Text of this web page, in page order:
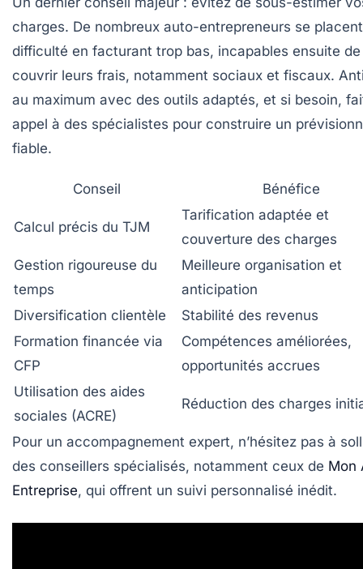
charges. De nombreux auto-entrepreneurs se
difficulté en facturant trop bas, incapables ensuite de
couvrir leurs frais, notamment sociaux et fiscaux.
au maximum avec des outils adaptés, et si besoin,
appel à des spécialistes pour construire un
fiable.
Conseil Bénéfice
Calcul précis du TJM
Tarification adaptée et
couverture des charges
Gestion rigoureuse du
temps
Meilleure organisation et
anticipation
Diversification clientèle
Stabilité des revenus
Formation financée via
CFP
Compétences améliorées,
opportunités accrues
Utilisation des aides
sociales (ACRE)
Réduction des charges
Pour un accompagnement expert, n’hésitez pas à
des conseillers spécialisés, notamment ceux de Mon
Entreprise, qui offrent un suivi personnalisé inédit.